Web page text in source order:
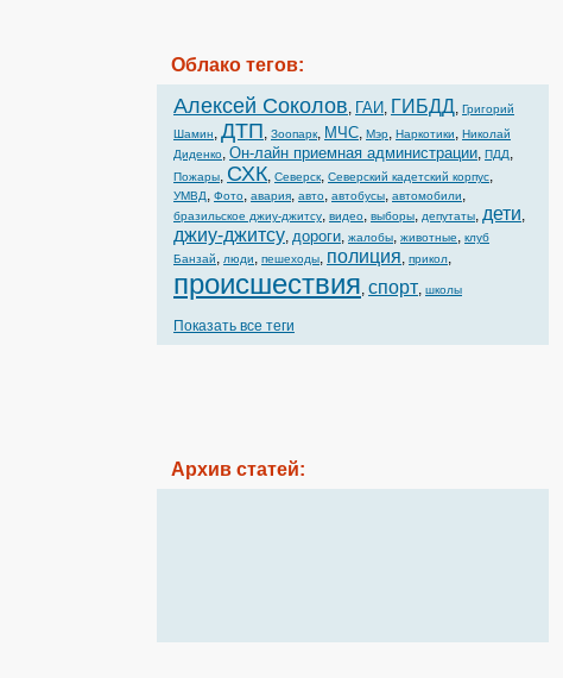
Облако тегов:
Алексей Соколов, ГАИ, ГИБДД, Григорий
Шамин, ДТП, Зоопарк, МЧС, Мэр, Наркотики, Николай
Диденко, Он-лайн приемная администрации, ПДД,
Пожары, СХК, Северск, Северский кадетский корпус,
УМВД, Фото, авария, авто, автобусы, автомобили,
бразильское джиу-джитсу, видео, выборы, депутаты, дети,
джиу-джитсу, дороги, жалобы, животные, клуб
Банзай, люди, пешеходы, полиция, прикол,
происшествия, спорт, школы
Показать все теги
Архив статей: